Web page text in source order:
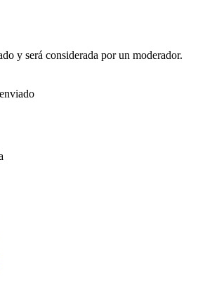
y será considerada por un moderador.